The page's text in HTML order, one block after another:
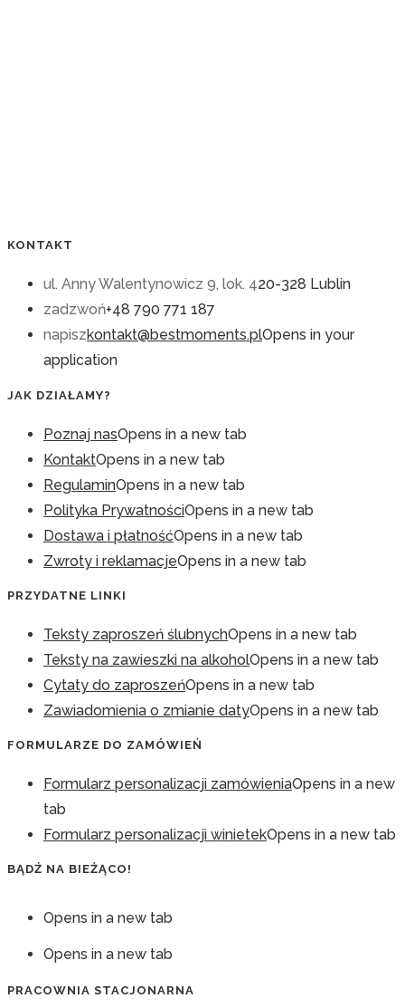
KONTAKT
ul. Anny Walentynowicz 9, lok. 420-328 Lublin
zadzwoń+48 790 771 187
napiszkontakt@bestmoments.plOpens in your
application
JAK DZIAŁAMY?
Poznaj nasOpens in a new tab
KontaktOpens in a new tab
RegulaminOpens in a new tab
Polityka PrywatnościOpens in a new tab
Dostawa i płatnośćOpens in a new tab
Zwroty i reklamacjeOpens in a new tab
PRZYDATNE LINKI
Teksty zaproszeń ślubnychOpens in a new tab
Teksty na zawieszki na alkoholOpens in a new tab
Cytaty do zaproszeńOpens in a new tab
Zawiadomienia o zmianie datyOpens in a new tab
FORMULARZE DO ZAMÓWIEŃ
Formularz personalizacji zamówieniaOpens in a new
tab
Formularz personalizacji winietekOpens in a new tab
BĄDŹ NA BIEŻĄCO!
Opens in a new tab
Opens in a new tab
PRACOWNIA STACJONARNA